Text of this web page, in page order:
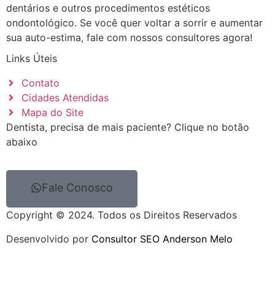
dentários e outros procedimentos estéticos
ondontológico. Se você quer voltar a sorrir e aumentar
sua auto-estima, fale com nossos consultores agora!
Links Úteis
Contato
Cidades Atendidas
Mapa do Site
Dentista, precisa de mais paciente? Clique no botão
abaixo
Fale Conosco
Desenvolvido por Consultor SEO Anderson Melo
Copyright © 2024. Todos os Direitos Reservados